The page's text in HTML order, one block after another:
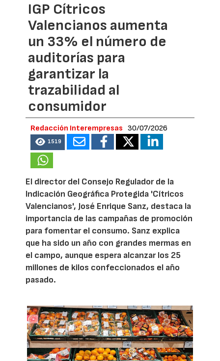
IGP Cítricos
Valencianos aumenta
un 33% el número de
auditorías para
garantizar la
trazabilidad al
consumidor
Redacción Interempresas 30/07/2026
1519
El director del Consejo Regulador de la
Indicación Geográfica Protegida 'Cítricos
Valencianos', José Enrique Sanz, destaca la
importancia de las campañas de promoción
para fomentar el consumo. Sanz explica
que ha sido un año con grandes mermas en
el campo, aunque espera alcanzar los 25
millones de kilos confeccionados el año
pasado.